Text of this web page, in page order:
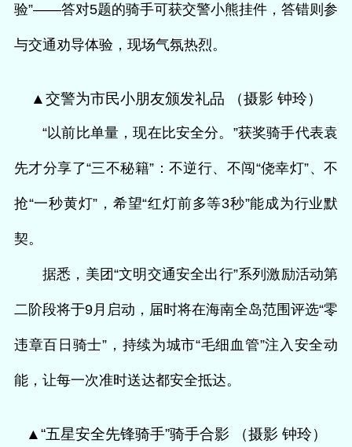
验”——答对5题的骑手可获交警小熊挂件，答错则参
与交通劝导体验， 现场气氛热烈。
▲交警为市民小朋友颁发礼品 （摄影 钟玲）
“以前比单量，现在比安全分。”获奖骑手代表袁
先才分享了“三不秘籍”：不逆行、不闯“侥幸灯”、不
抢“一秒黄灯”，希望“红灯前多等3秒”能成为行业默
契。
据悉，美团“文明交通安全出行”系列激励活动第
二阶段将于9月启动，届时将在海南全岛范围评选“零
违章百日骑士”，持续为城市“毛细血管”注入安全动
能，让每一次准时送达都安全抵达。
▲“五星安全先锋骑手”骑手合影 （摄影 钟玲）